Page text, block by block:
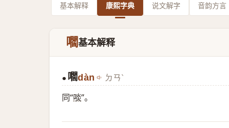
基本解释 康熙字典 说文解字 音韵方言
嚪基本解释
● 嚪dàn ㄉㄢˋ
同“啖”。